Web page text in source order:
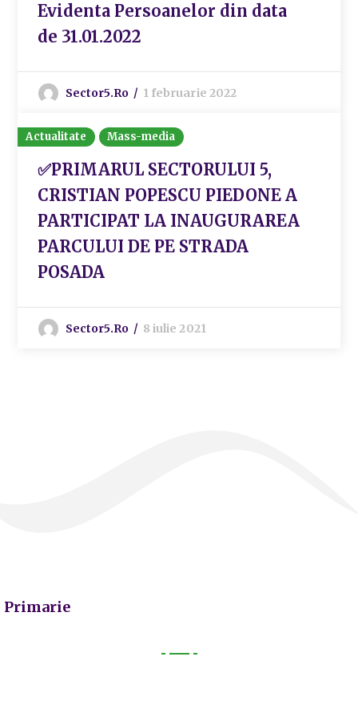
Evidenta Persoanelor din data
de 31.01.2022
Sector5.ro 1 februarie 2022
Actualitate Mass-media
✅PRIMARUL SECTORULUI 5,
CRISTIAN POPESCU PIEDONE A
PARTICIPAT LA INAUGURAREA
PARCULUI DE PE STRADA
POSADA
Sector5.ro 8 iulie 2021
Primarie